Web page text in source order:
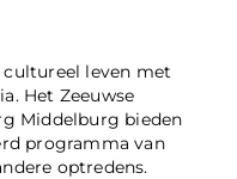
leven met
Het Zeeuwse
Middelburg bieden
programma van
optredens.